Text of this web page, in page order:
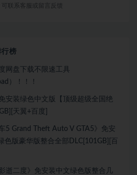
可联系客服或留言反馈
行榜
网盘下载不限速工具
）！！！
安装绿色中文版【顶级超级全国绝
天翼+百度]
5 Grand Theft Auto V GTA5》免安
色版豪华版整合全部DLC[101GB][百
逝二度》免安装中文绿色版整合几